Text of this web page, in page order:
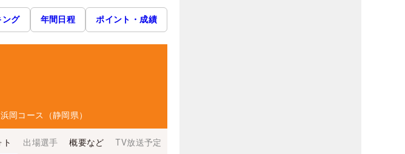
ング 年間日程 ポイント・成績
岡コース（静岡県）
出場選手 概要など TV放送予定